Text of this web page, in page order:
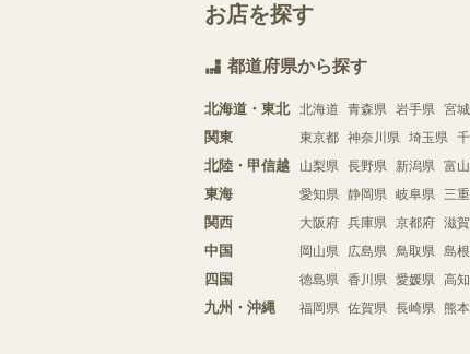
お店を探す
都道府県から探す
北海道・東北 北海道 青森県 岩手県 宮
関東 東京都 神奈川県 埼玉県
北陸・甲信越 山梨県 長野県 新潟県 富
東海 愛知県 静岡県 岐阜県 三
関西 大阪府 兵庫県 京都府 滋
中国 岡山県 広島県 鳥取県 島
四国 徳島県 香川県 愛媛県 高
九州・沖縄 福岡県 佐賀県 長崎県 熊